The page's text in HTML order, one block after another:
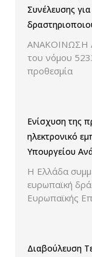
Συνέλευσης
Παραγωγής
ΑΝΑΚΟΙΝΩΣΗ
του νόμου
προθεσμία
Ενίσχυση της
ηλεκτρονικό
Υπουργείου
ελέγχου
εκπτώσεων.
Η Ελλάδα
ευρωπαϊκή
Ευρωπαϊκής
Διαβούλευση